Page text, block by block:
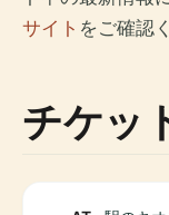
サイト をご確認
チケッ